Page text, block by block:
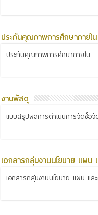
ประกันคุณภาพการศึกษาภายใน
ประกันคุณภาพการศึกษาภายใน
งานพัสดุ
แบบสรุปผลการดำเนินการจัดซื้อจั
เอกสารกลุ่มงานนโยบาย แผน
เอกสารกลุ่มงานนโยบาย แผน แล